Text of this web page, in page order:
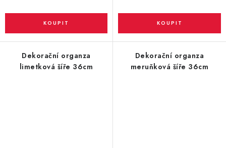
Dekorační organza
limetková šíře 36cm
Dekorační organza
meruňková šíře 36cm